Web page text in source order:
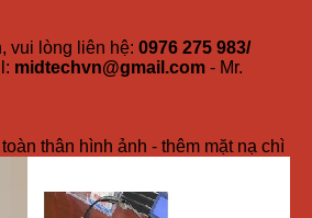
vui lòng liên hệ: 0976 275 983/
midtechvn@gmail.com - Mr.
thân hình ảnh - thêm mặt nạ chì